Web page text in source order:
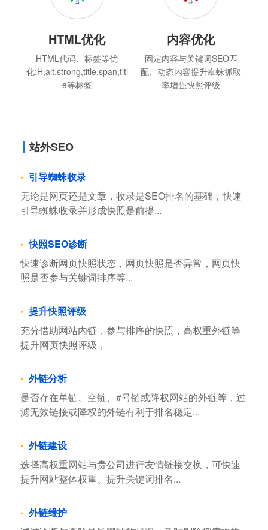
HTML优化
HTML代码、标签等优
化:H,alt,strong,title,span,titl
e等标签
内容优化
固定内容与关键词SEO匹
配、动态内容提升蜘蛛抓取
率增强快照评级
站外SEO
引导蜘蛛收录
无论是网页还是文章，收录是SEO排名的基础，快速
引导蜘蛛收录并形成快照是前提...
快照SEO诊断
快速诊断网页快照状态，网页快照是否异常，网页快
照是否参与关键词排序等...
提升快照评级
充分借助网站内链，参与排序的快照，高权重外链等
提升网页快照评级，
外链分析
是否存在单链、空链、#号链或降权网站的外链等，过
滤无效链接或降权的外链有利于排名稳定...
外链建设
选择高权重网站与贵公司进行友情链接交换，可快速
提升网站整体权重、提升关键词排名...
外链维护